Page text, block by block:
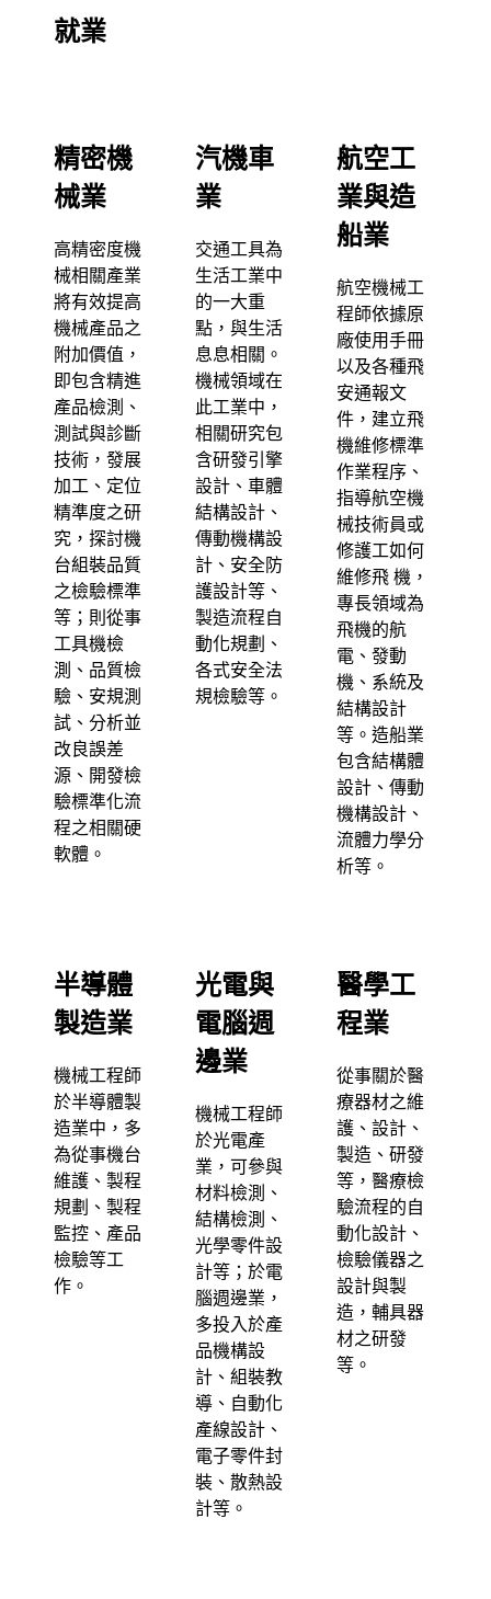
就業
精密機
械業
高精密度機
械相關產業
將有效提高
機械產品之
附加價值，
即包含精進
產品檢測、
測試與診斷
技術，發展
加工、定位
精準度之研
究，探討機
台組裝品質
之檢驗標準
等；則從事
工具機檢
測、品質檢
驗、安規測
試、分析並
改良誤差
源、開發檢
驗標準化流
程之相關硬
軟體。
汽機車
業
交通工具為
生活工業中
的一大重
點，與生活
息息相關。
機械領域在
此工業中，
相關研究包
含研發引擎
設計、車體
結構設計、
傳動機構設
計、安全防
護設計等、
製造流程自
動化規劃、
各式安全法
規檢驗等。
航空工
業與造
船業
航空機械工
程師依據原
廠使用手冊
以及各種飛
安通報文
件，建立飛
機維修標準
作業程序、
指導航空機
械技術員或
修護工如何
維修飛 機，
專長領域為
飛機的航
電、發動
機、系統及
結構設計
等。造船業
包含結構體
設計、傳動
機構設計、
流體力學分
析等。
半導體
製造業
機械工程師
於半導體製
造業中，多
為從事機台
維護、製程
規劃、製程
監控、產品
檢驗等工
作。
光電與
電腦週
邊業
機械工程師
於光電產
業，可參與
材料檢測、
結構檢測、
光學零件設
計等；於電
腦週邊業，
多投入於產
品機構設
計、組裝教
導、自動化
產線設計、
電子零件封
裝、散熱設
計等。
醫學工
程業
從事關於醫
療器材之維
護、設計、
製造、研發
等，醫療檢
驗流程的自
動化設計、
檢驗儀器之
設計與製
造，輔具器
材之研發
等。